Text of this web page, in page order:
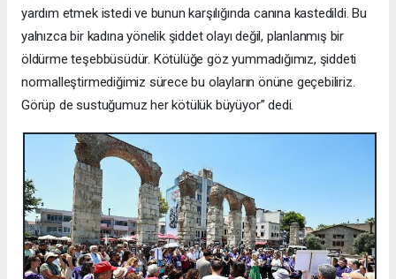
yardım etmek istedi ve bunun karşılığında canına kastedildi. Bu
yalnızca bir kadına yönelik şiddet olayı değil, planlanmış bir
öldürme teşebbüsüdür. Kötülüğe göz yummadığımız, şiddeti
normalleştirmediğimiz sürece bu olayların önüne geçebiliriz.
Görüp de sustuğumuz her kötülük büyüyor” dedi.